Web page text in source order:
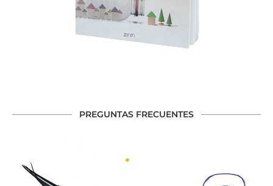
PREGUNTAS FRECUENTES